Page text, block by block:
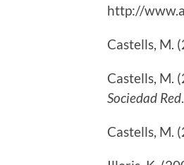
http://
Castells, M.
Castells, M.
Sociedad Red
Castells, M.